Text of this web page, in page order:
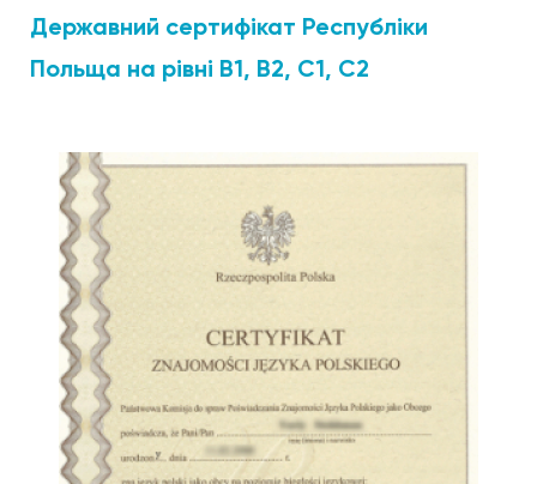
Державний сертифікат Республіки
Польща на рівні B1, В2, С1, С2